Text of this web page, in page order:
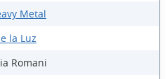
Metal
la Luz
Romani